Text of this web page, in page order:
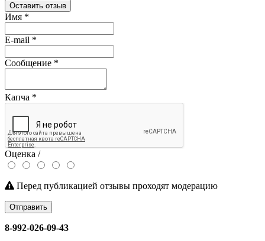
Оставить отзыв
Имя *
E-mail *
Сообщение *
Капча *
Оценка /
Перед публикацией отзывы проходят модерацию
Отправить
8-992-026-09-43